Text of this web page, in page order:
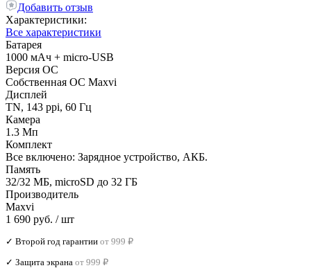
Добавить отзыв
Характеристики:
Все характеристики
Батарея
1000 мАч + micro-USB
Версия ОС
Собственная ОС Maxvi
Дисплей
TN, 143 ppi, 60 Гц
Камера
1.3 Мп
Комплект
Все включено: Зарядное устройство, АКБ.
Память
32/32 МБ, microSD до 32 ГБ
Производитель
Maxvi
1 690 руб. / шт
✓ Второй год гарантии от 999 ₽
✓ Защита экрана от 999 ₽